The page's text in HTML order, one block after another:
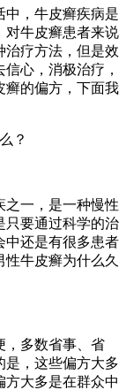
，牛皮癣疾病是
对牛皮癣患者来说
治疗方法，但是效
心，消极治疗，
癣的偏方，下面我
一，是一种慢性
只要通过科学的治
中还是有很多患者
性牛皮癣为什么久
多数省事、省
是，这些偏方大多
方大多是在群众中